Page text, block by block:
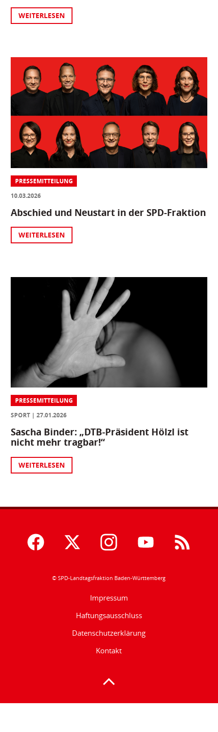
WEITERLESEN
PRESSEMITTEILUNG
10.03.2026
Abschied und Neustart in der SPD-Fraktion
WEITERLESEN
PRESSEMITTEILUNG
SPORT
27.01.2026
Sascha Binder: „DTB-Präsident Hölzl ist
nicht mehr tragbar!“
WEITERLESEN
© SPD-Landtagsfraktion Baden-Württemberg
Impressum
Haftungsausschluss
Datenschutzerklärung
Kontakt